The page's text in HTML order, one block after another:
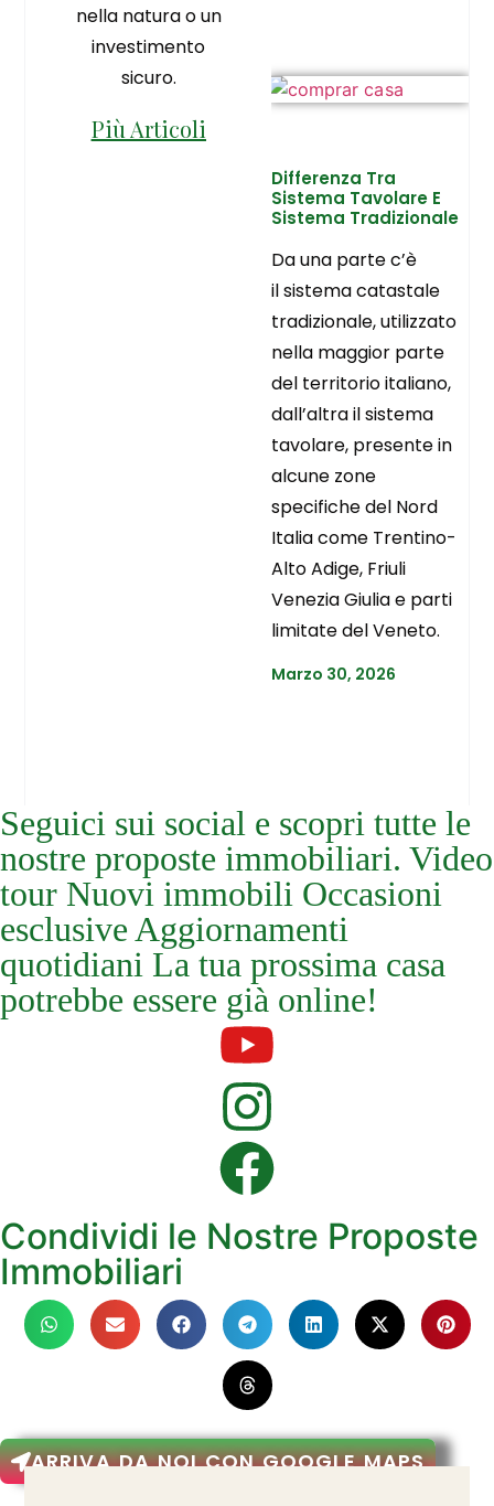
nella natura o un
investimento
sicuro.
Più Articoli
Differenza Tra
Sistema Tavolare E
Sistema Tradizionale
Da una parte c’è
il sistema catastale
tradizionale, utilizzato
nella maggior parte
del territorio italiano,
dall’altra il sistema
tavolare, presente in
alcune zone
specifiche del Nord
Italia come Trentino-
Alto Adige, Friuli
Venezia Giulia e parti
limitate del Veneto.
Marzo 30, 2026
Seguici sui social e scopri tutte le
nostre proposte immobiliari. Video
tour Nuovi immobili Occasioni
esclusive Aggiornamenti
quotidiani La tua prossima casa
potrebbe essere già online!
Condividi le Nostre Proposte
Immobiliari
ARRIVA DA NOI CON GOOGLE MAPS